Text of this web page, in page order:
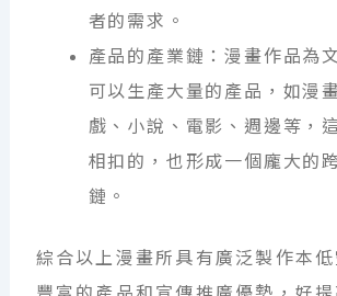
者的需求。
產品的產業鏈：漫畫作品為
可以生產大量的產品，如漫
戲、小說、電影、週邊等，
相扣的，也形成一個龐大的
鏈。
綜合以上漫畫所具有廣泛製作本